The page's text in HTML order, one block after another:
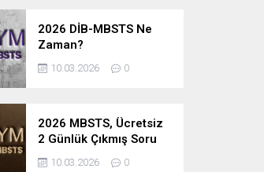
2026 DİB-MBSTS Ne
Zaman?
10.03.2026 0
2026 MBSTS, Ücretsiz
2 Günlük Çıkmış Soru
Çözüm Kampı
10.03.2026 0